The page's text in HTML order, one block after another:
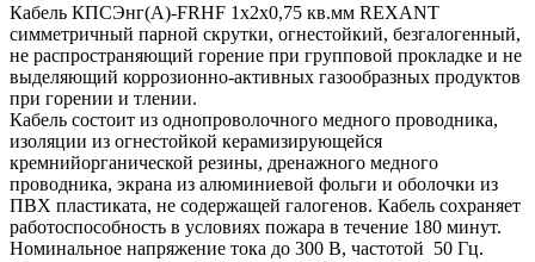
Кабель КПСЭнг(А)-FRHF 1x2x0,75 кв.мм REXANT
симметричный парной скрутки, огнестойкий, безгалогенный,
не распространяющий горение при групповой прокладке и не
выделяющий коррозионно-активных газообразных продуктов
при горении и тлении.
Кабель состоит из однопроволочного медного проводника,
изоляции из огнестойкой керамизирующейся
кремнийорганической резины, дренажного медного
проводника, экрана из алюминиевой фольги и оболочки из
ПВХ пластиката, не содержащей галогенов. Кабель сохраняет
работоспособность в условиях пожара в течение 180 минут.
Номинальное напряжение тока до 300 В, частотой 50 Гц.